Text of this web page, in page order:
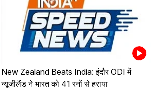
New Zealand Beats India: इंदौर ODI में
न्यूजीलैंड ने भारत को 41 रनों से हराया